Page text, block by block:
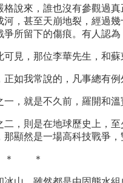
來，誰也沒有參觀過真
河，甚至天崩地裂，經過
爭所留下的傷痕。有人認
，那位李華先生，和蘇
如我常說的，凡事總有
就是不久前，羅開和溫
則是在地球歷史上，至
那顯然是一場高科技戰爭
＊